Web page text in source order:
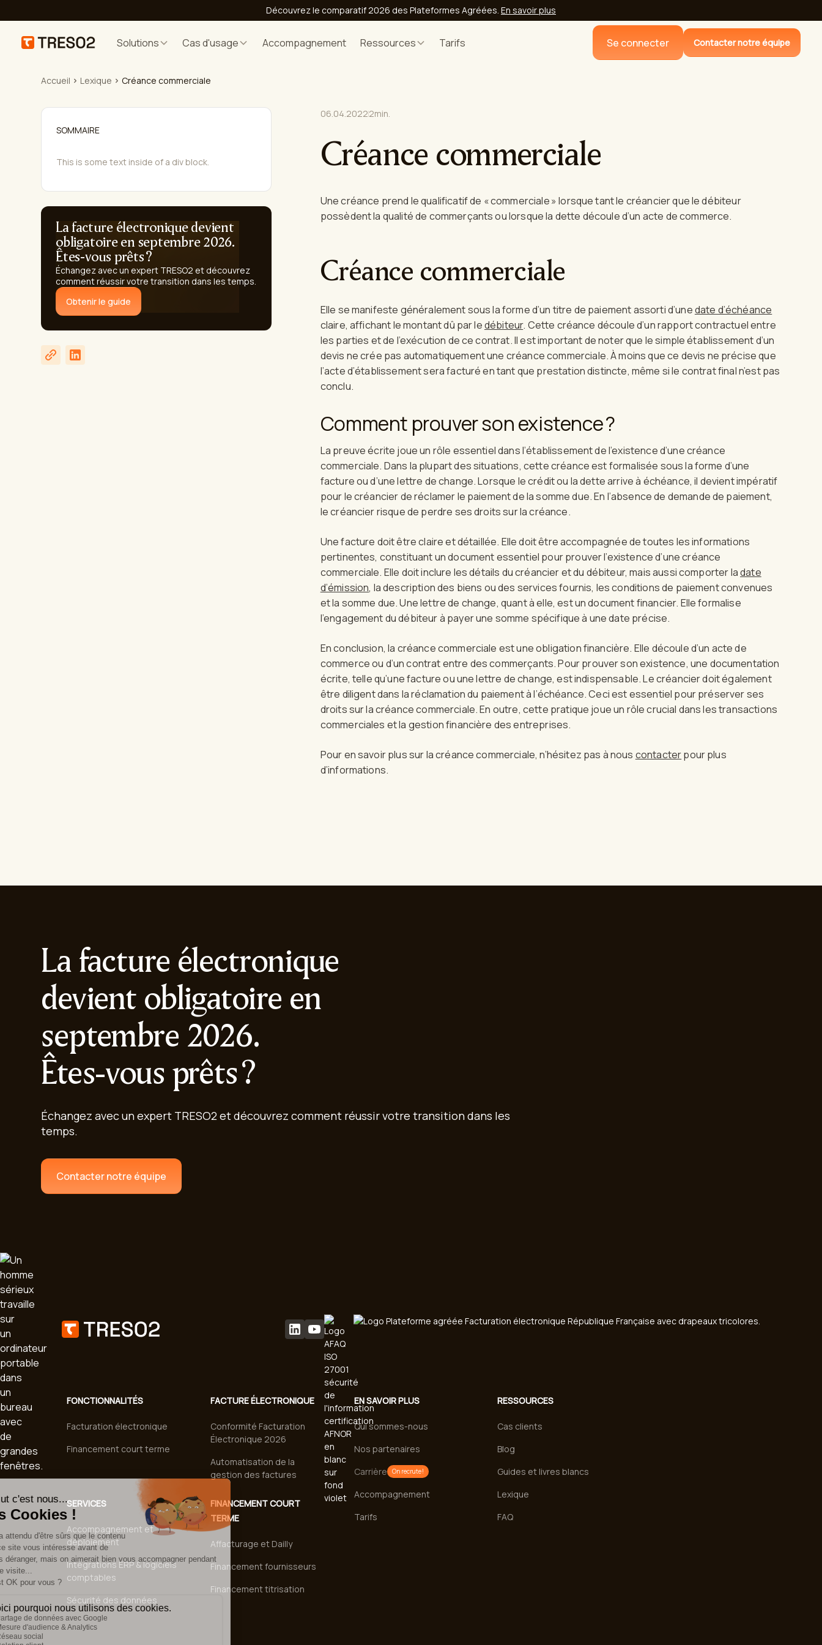
Découvrez le comparatif 2026 des Plateformes Agréées. En savoir plus
Solutions Cas d'usage Accompagnement Ressources Tarifs Se connecter Contacter notre équipe
Accueil Lexique Créance commerciale
SOMMAIRE
This is some text inside of a div block.
La facture électronique devient
obligatoire en septembre 2026.
Êtes-vous prêts ?
Échangez avec un expert TRESO2 et découvrez
comment réussir votre transition dans les temps.
Obtenir le guide
06.04.20222min.
Créance commerciale
Une créance prend le qualificatif de « commerciale » lorsque tant le créancier que le débiteur
possèdent la qualité de commerçants ou lorsque la dette découle d’un acte de commerce.
Créance commerciale
Elle se manifeste généralement sous la forme d’un titre de paiement assorti d’unedate d’échéance
claire, affichant le montant dû par ledébiteur. Cette créance découle d’un rapport contractuel entre
les parties et de l’exécution de ce contrat. Il est important de noter que le simple établissement d’un
devis ne crée pas automatiquement une créance commerciale. À moins que ce devis ne précise que
l’acte d’établissement sera facturé en tant que prestation distincte, même si le contrat final n’est pas
conclu.
Comment prouver son existence ?
La preuve écrite joue un rôle essentiel dans l’établissement de l’existence d’une créance
commerciale. Dans la plupart des situations, cette créance est formalisée sous la forme d’une
facture ou d’une lettre de change. Lorsque le crédit ou la dette arrive à échéance, il devient impératif
pour le créancier de réclamer le paiement de la somme due. En l’absence de demande de paiement,
le créancier risque de perdre ses droits sur la créance.
Une facture doit être claire et détaillée. Elle doit être accompagnée de toutes les informations
pertinentes, constituant un document essentiel pour prouver l’existence d’une créance
commerciale. Elle doit inclure les détails du créancier et du débiteur, mais aussi comporter ladate
d’émission, la description des biens ou des services fournis, les conditions de paiement convenues
et la somme due. Une lettre de change, quant à elle, est un document financier. Elle formalise
l’engagement du débiteur à payer une somme spécifique à une date précise.
En conclusion, la créance commerciale est une obligation financière. Elle découle d’un acte de
commerce ou d’un contrat entre des commerçants. Pour prouver son existence, une documentation
écrite, telle qu’une facture ou une lettre de change, est indispensable. Le créancier doit également
être diligent dans la réclamation du paiement à l’échéance. Ceci est essentiel pour préserver ses
droits sur la créance commerciale. En outre, cette pratique joue un rôle crucial dans les transactions
commerciales et la gestion financière des entreprises.
Pour en savoir plus sur la créance commerciale, n’hésitez pas à nous contacterpour plus
d’informations.
La facture électronique
devient obligatoire en
septembre 2026.
Êtes-vous prêts ?
Échangez avec un expert TRESO2 et découvrez comment réussir votre transition dans les
temps.
Contacter notre équipe
FONCTIONNALITÉS
Facturation électronique
Financement court terme
SERVICES
Accompagnement et
déploiement
Intégrations ERP & logiciels
comptables
Sécurité des données
FACTURE ÉLECTRONIQUE
Conformité Facturation
Électronique 2026
Automatisation de la
gestion des factures
FINANCEMENT COURT
TERME
Affacturage et Dailly
Financement fournisseurs
Financement titrisation
EN SAVOIR PLUS
Qui sommes-nous
Nos partenaires
Carrière
On recrute !
Accompagnement
Tarifs
RESSOURCES
Cas clients
Blog
Guides et livres blancs
Lexique
FAQ